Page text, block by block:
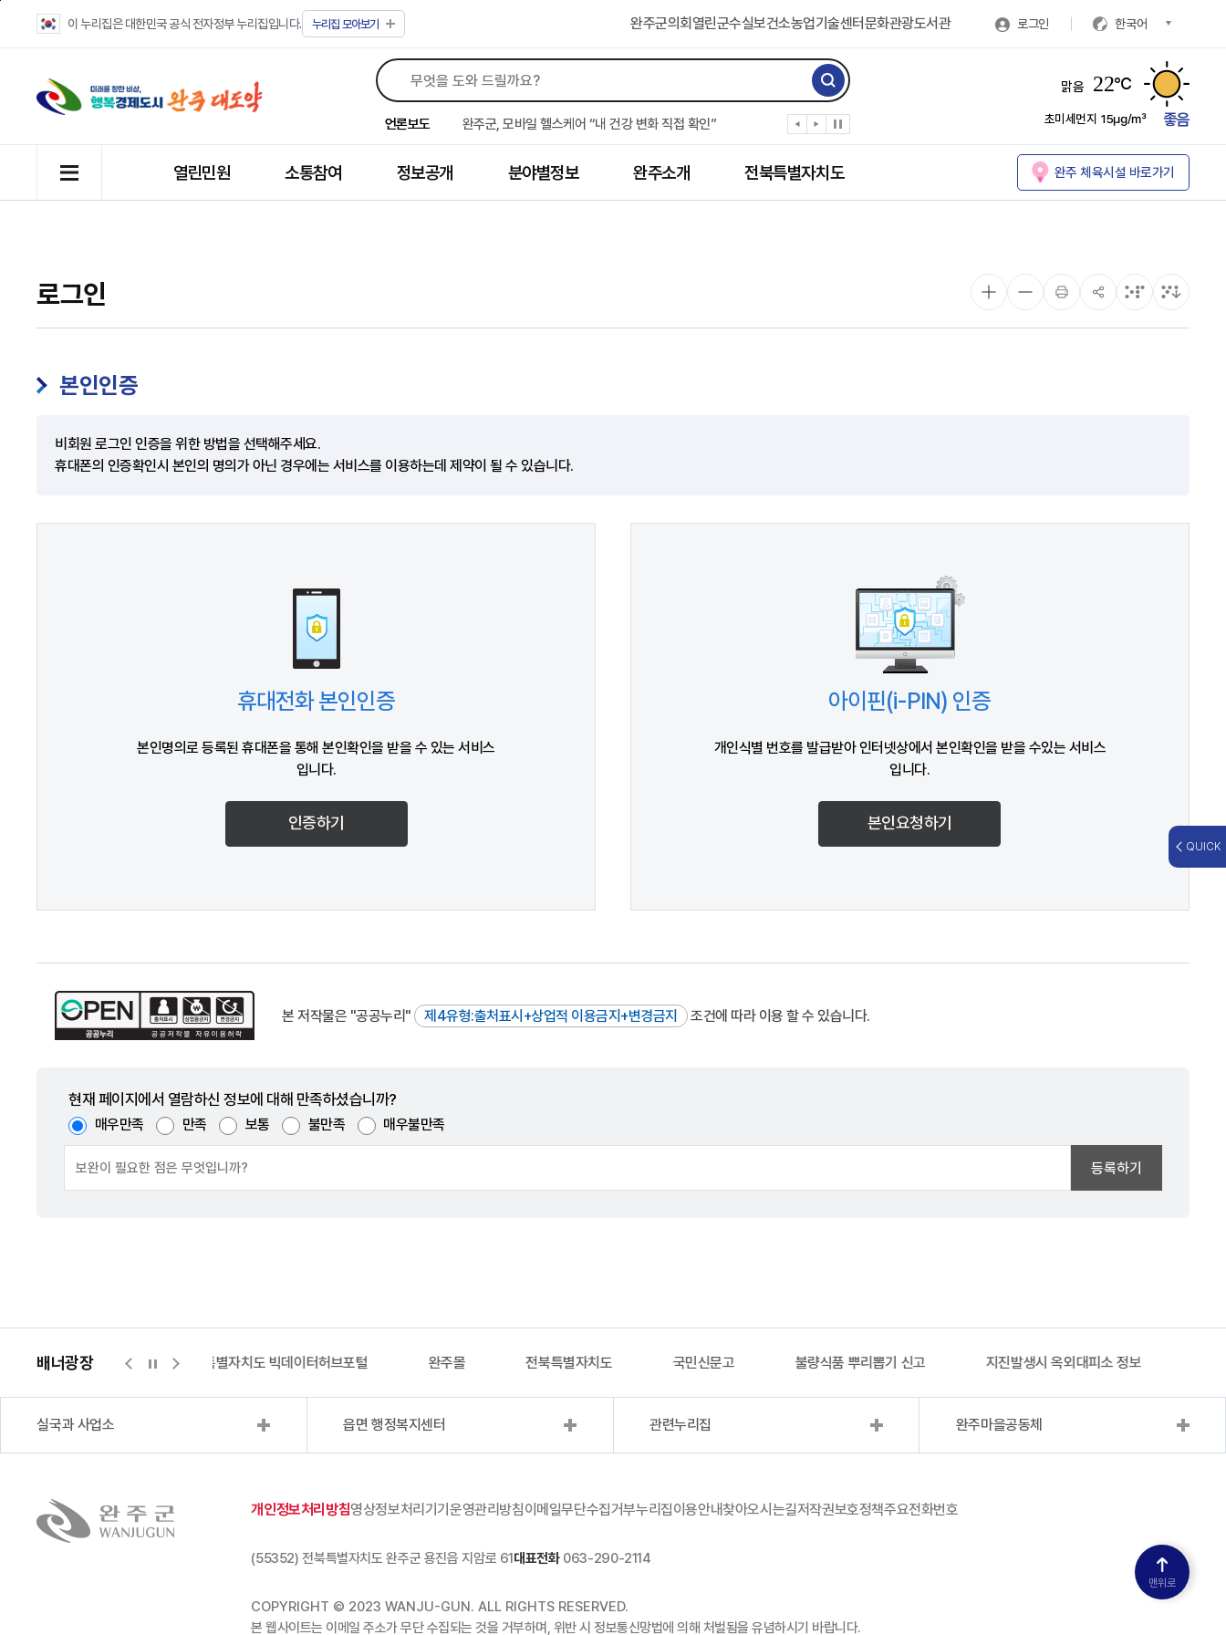
이 누리집은 대한민국 공식 전자정부 누리집입니다. 누리집 모아보기 완주군의회 열린군수실보건소농업기술센터문화관광도서관 로그인 한국어
언론보도
완주군, ‘수의계약 총량제’ 개편 운영
완주군 청소년, 초록우산 지원으로 치과 치료
완주군, 읍·면별 의료 환경 다각도 진단한다
완주군, 모바일 헬스케어 “내 건강 변화 직접 확인”
완주군 “여름휴가철 청소년 안전 지킨다”
완주 청소년, 삼성 임직원 만나 미래 진로 그린다
전북은행, 완주군에 ‘시원키트’ 60세트 기탁
㈜새눈, 완주군에 성금 1,000만 원 기탁
맑음 22℃
초미세먼지 15㎍/㎥ 좋음
열린민원 소통참여 정보공개 분야별정보 완주소개 전북특별자치도 완주 체육시설 바로가기
로그인
본인인증
비회원 로그인 인증을 위한 방법을 선택해주세요.
휴대폰의 인증확인시 본인의 명의가 아닌 경우에는 서비스를 이용하는데 제약이 될 수 있습니다.
휴대전화 본인인증
본인명의로 등록된 휴대폰을 통해 본인확인을 받을 수 있는 서비스
입니다.
인증하기
아이핀(i-PIN) 인증
개인식별 번호를 발급받아 인터넷상에서 본인확인을 받을 수있는 서비스
입니다.
본인요청하기
본 저작물은 "공공누리" 제4유형:출처표시+상업적 이용금지+변경금지 조건에 따라 이용 할 수 있습니다.
현재 페이지에서 열람하신 정보에 대해 만족하셨습니까?
매우만족 만족 보통 불만족 매우불만족
등록하기
QUICK
배너광장위택스 전북특별자치도 빅데이터허브포털 완주몰 전북특별자치도 국민신문고 불량식품 뿌리뽑기 신고 지진발생시 옥외대피소 정보
실국과 사업소 읍면 행정복지센터 관련누리집 완주마을공동체
개인정보처리방침영상정보처리기기운영관리방침이메일무단수집거부누리집이용안내찾아오시는길저작권보호정책주요전화번호
(55352) 전북특별자치도 완주군 용진읍 지암로 61대표전화063-290-2114
COPYRIGHT © 2023 WANJU-GUN. ALL RIGHTS RESERVED.
본 웹사이트는 이메일 주소가 무단 수집되는 것을 거부하며, 위반 시 정보통신망법에 의해 처벌됨을 유념하시기 바랍니다.
맨위로